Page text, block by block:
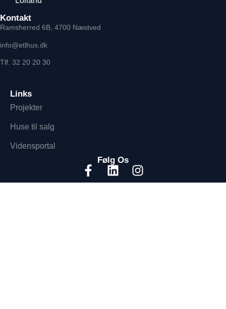
Kontakt
Ramsherred 6B, 4700 Næstved
info@etlhus.dk
Tlf. 32 20 20 30
Links
Projekter
Huse til salg
Vidensportal
Følg Os